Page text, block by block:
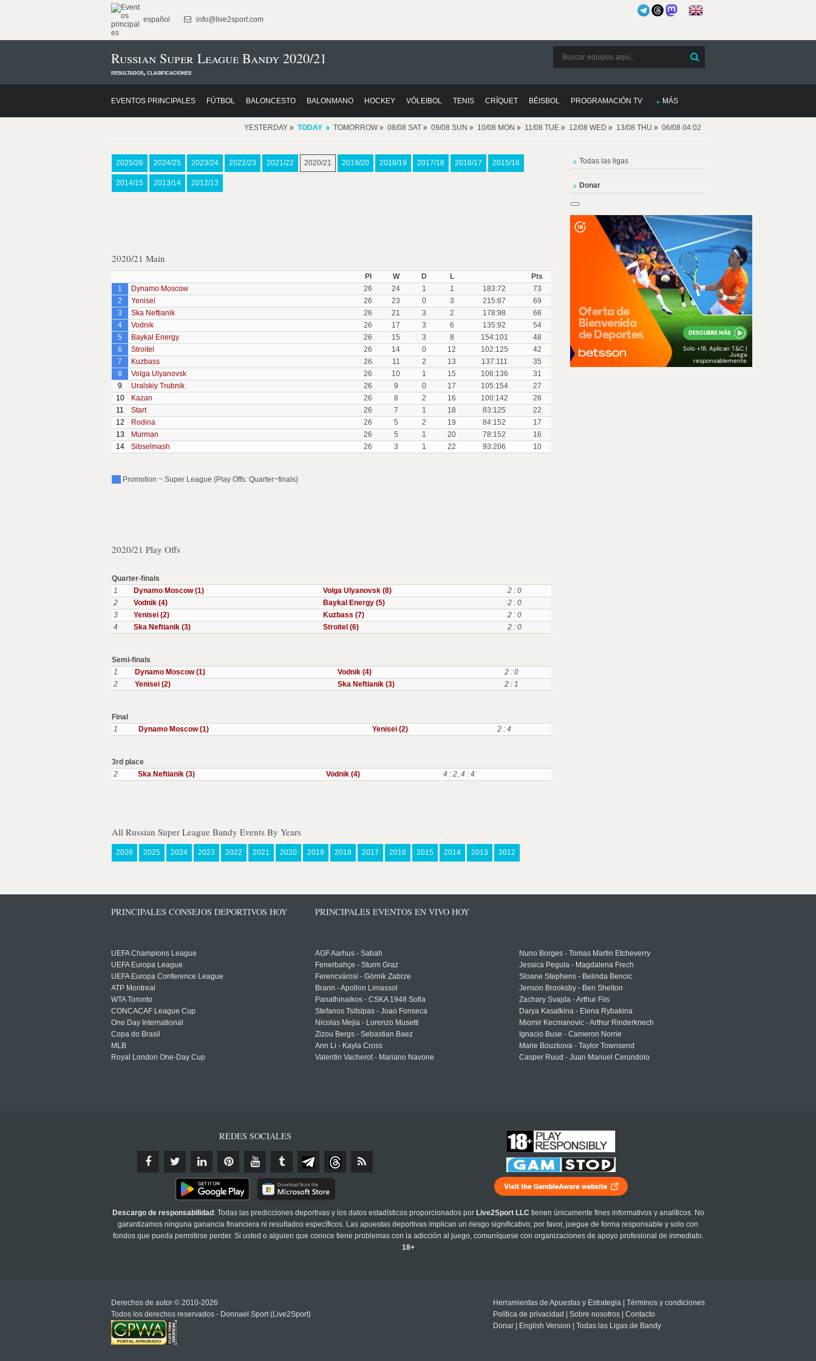
español info@live2sport.com
Russian Super League Bandy 2020/21
resultados, clasificaciones
EVENTOS PRINCIPALES FÚTBOL BALONCESTO BALONMANO HOCKEY VÓLEIBOL TENIS CRÍQUET BÉISBOL PROGRAMACIÓN TV MÁS
YESTERDAY TODAY TOMORROW 08/08 SAT 09/08 SUN 10/08 MON 11/08 TUE 12/08 WED 13/08 THU 06/08 04:02
2025/26 2024/25 2023/24 2022/23 2021/22 2020/21 2019/20 2018/19 2017/18 2016/17 2015/16
2014/15 2013/14 2012/13
2020/21 Main
Pl W D L
Pts
1
Dynamo Moscow 26 24 1 1 183:72
73
2
Yenisei 26 23 0 3 215:87
69
3
Ska Neftianik 26 21 3 2 178:98
66
4
Vodnik 26 17 3 6 135:92
54
5
Baykal Energy 26 15 3 8 154:101
48
6
Stroitel 26 14 0 12 102:125
42
7
Kuzbass 26 11 2 13 137:111
35
8
Volga Ulyanovsk 26 10 1 15 106:136
31
9
Uralskiy Trubnik 26 9 0 17 105:154
27
10
Kazan 26 8 2 16 100:142
26
11
Start 26 7 1 18 83:125
22
12
Rodina 26 5 2 19 84:152
17
13
Murman 26 5 1 20 78:152
16
14
Sibselmash 26 3 1 22 93:206 10
Promotion ~ Super League (Play Offs: Quarter~finals)
2020/21 Play Offs
Quarter-finals
1
Dynamo Moscow (1) Volga Ulyanovsk (8)
2 : 0
2
Vodnik (4) Baykal Energy (5)
2 : 0
3
Yenisei (2) Kuzbass (7)
2 : 0
4
Ska Neftianik (3) Stroitel (6) 2 : 0
Semi-finals
1
Dynamo Moscow (1) Vodnik (4)
2 : 0
2
Yenisei (2) Ska Neftianik (3) 2 : 1
Final
1
Dynamo Moscow (1) Yenisei (2) 2 : 4
3rd place
2
Ska Neftianik (3) Vodnik (4) 4 : 2, 4 : 4
All Russian Super League Bandy Events By Years
2026 2025 2024 2023 2022 2021 2020 2019 2018 2017 2016 2015 2014 2013 2012
Todas las ligas
Donar
PRINCIPALES CONSEJOS DEPORTIVOS HOY
UEFA Champions League
UEFA Europa League
UEFA Europa Conference League
ATP Montreal
WTA Toronto
CONCACAF League Cup
One Day International
Copa do Brasil
MLB
Royal London One-Day Cup
PRINCIPALES EVENTOS EN VIVO HOY
AGF Aarhus - Sabah
Fenerbahçe - Sturm Graz
Ferencvárosi - Górnik Zabrze
Brann - Apollon Limassol
Panathinaikos - CSKA 1948 Sofia
Stefanos Tsitsipas - Joao Fonseca
Nicolas Mejia - Lorenzo Musetti
Zizou Bergs - Sebastian Baez
Ann Li - Kayla Cross
Valentin Vacherot - Mariano Navone
Nuno Borges - Tomas Martin Etcheverry
Jessica Pegula - Magdalena Frech
Sloane Stephens - Belinda Bencic
Jenson Brooksby - Ben Shelton
Zachary Svajda - Arthur Fils
Darya Kasatkina - Elena Rybakina
Miomir Kecmanovic - Arthur Rinderknech
Ignacio Buse - Cameron Norrie
Marie Bouzkova - Taylor Townsend
Casper Ruud - Juan Manuel Cerundolo
REDES SOCIALES
Descargo de responsabilidad : Todas las predicciones deportivas y los datos estadísticos proporcionados por Live2Sport LLC tienen únicamente fines informativos y analíticos. No
garantizamos ninguna ganancia financiera ni resultados específicos. Las apuestas deportivas implican un riesgo significativo; por favor, juegue de forma responsable y solo con
fondos que pueda permitirse perder. Si usted o alguien que conoce tiene problemas con la adicción al juego, comuníquese con organizaciones de apoyo profesional de inmediato.
18+
Derechos de autor © 2010-2026
Todos los derechos reservados - Donnael Sport (Live2Sport)
Herramientas de Apuestas y Estrategia
Términos y condiciones
Política de privacidad
Sobre nosotros
Contacto
Donar
English Version Todas las Ligas de Bandy